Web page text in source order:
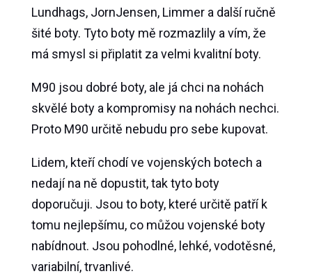
Lundhags, JornJensen, Limmer a další ručně
šité boty. Tyto boty mě rozmazlily a vím, že
má smysl si připlatit za velmi kvalitní boty.
M90 jsou dobré boty, ale já chci na nohách
skvělé boty a kompromisy na nohách nechci.
Proto M90 určitě nebudu pro sebe kupovat.
Lidem, kteří chodí ve vojenských botech a
nedají na ně dopustit, tak tyto boty
doporučuji. Jsou to boty, které určitě patří k
tomu nejlepšímu, co můžou vojenské boty
nabídnout. Jsou pohodlné, lehké, vodotěsné,
variabilní, trvanlivé.